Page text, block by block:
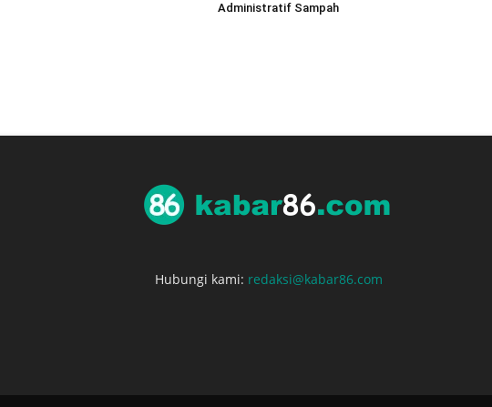
Administratif Sampah
Hubungi kami: redaksi@kabar86.com